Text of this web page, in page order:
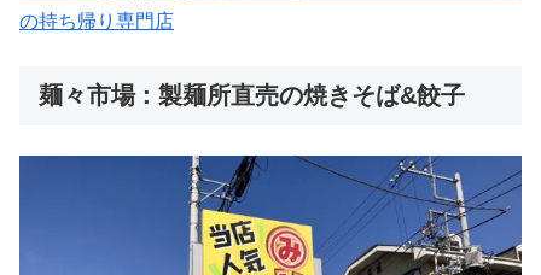
の持ち帰り専門店
麺々市場 : 製麺所直売の焼きそば&餃子